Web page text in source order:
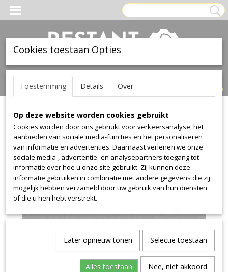
Inloggen Registreren
(0)
Home >Stof>Textaafoam>Jazz>Jazz 67
Cookies toestaan Opties
Toestemming Details Over
Op deze website worden cookies gebruikt
Cookies worden door ons gebruikt voor verkeersanalyse, het
aanbieden van sociale media-functies en het personaliseren
van informatie en advertenties. Daarnaast verlenen we onze
sociale media-, advertentie- en analysepartners toegang tot
informatie over hoe u onze site gebruikt. Zij kunnen deze
informatie gebruiken in combinatie met andere gegevens die zij
mogelijk hebben verzameld door uw gebruik van hun diensten
of die u hen hebt verstrekt.
Later opnieuw tonen Selectie toestaan
Alles toestaan Nee, niet akkoord